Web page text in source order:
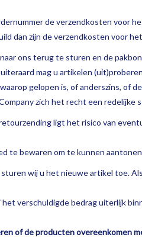
de verzendkosten voor
dan zijn de verzendkosten voor
ons terug te sturen en de
mag u artikelen
gelopen is, of anderszins, of
zich het recht een
ligt het risico van
te bewaren om te kunnen
wij u het nieuwe artikel toe.
verschuldigde bedrag uiterlijk
of de producten overeenkomen